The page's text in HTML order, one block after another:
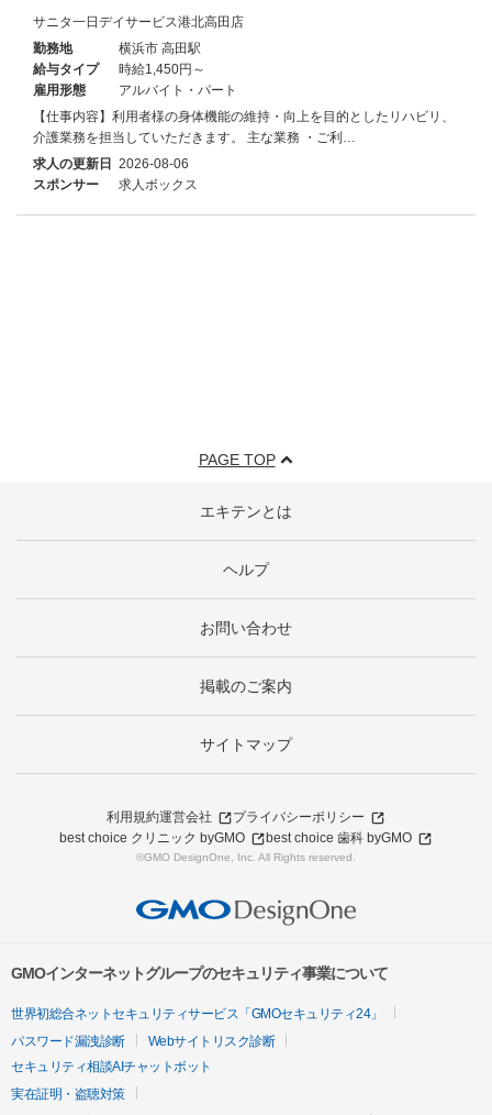
サニタ一日デイサービス港北高田店
勤務地
横浜市 高田駅
給与タイプ
時給1,450円～
雇用形態
アルバイト・パート
【仕事内容】利用者様の身体機能の維持・向上を目的としたリハビリ、
介護業務を担当していただきます。 主な業務 ・ご利…
求人の更新日 2026-08-06
スポンサー
求人ボックス
PAGE TOP
エキテンとは
ヘルプ
お問い合わせ
掲載のご案内
サイトマップ
利用規約運営会社
プライバシーポリシー
best choice クリニック byGMO
best choice 歯科 byGMO
©GMO DesignOne, Inc. All Rights reserved.
GMOインターネットグループのセキュリティ事業について
世界初総合ネットセキュリティサービス「GMOセキュリティ24」
パスワード漏洩診断
Webサイトリスク診断
セキュリティ相談AIチャットボット
実在証明・盗聴対策